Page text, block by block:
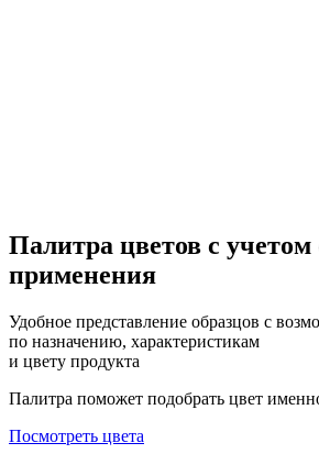
Палитра цветов с учетом
применения
Удобное представление образцов с
по назначению, характеристикам
и цвету продукта
Палитра поможет подобрать цвет
Посмотреть цвета